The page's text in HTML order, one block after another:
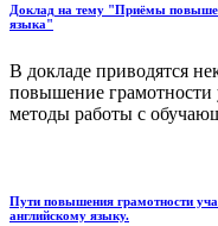
Доклад на тему "Приёмы
языка"
В докладе приводятся
повышение грамотности
методы работы с
Пути повышения грамотности
английскому языку.